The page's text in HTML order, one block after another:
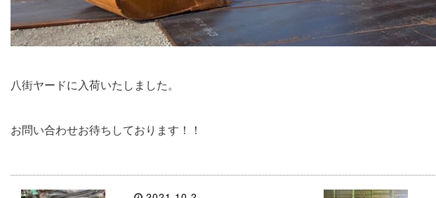
八街ヤードに入荷いたしました。
お問い合わせお待ちしております！！